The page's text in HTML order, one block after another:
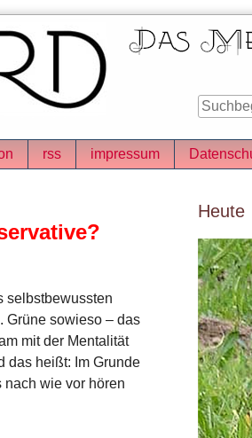
rss impressum
selbstbewussten
Grüne sowieso – das
mit der Mentalität
das heißt: Im Grunde
wie vor hören
Heute